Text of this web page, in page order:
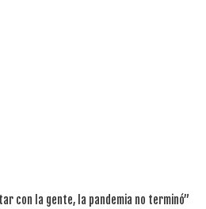
con la gente, la pandemia no terminó”